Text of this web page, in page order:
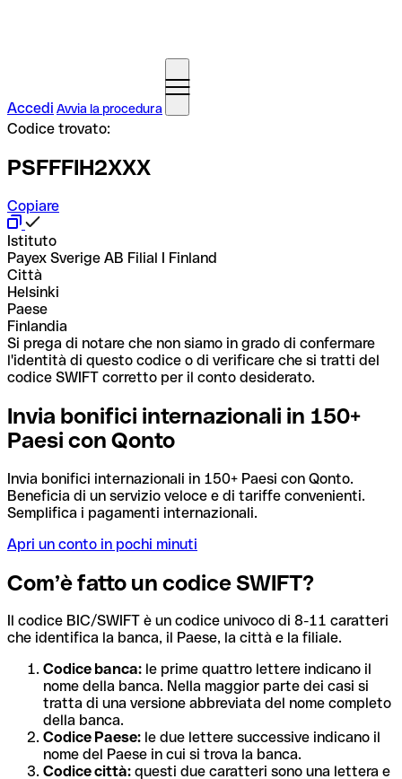
Accedi Avvia la procedura
Codice trovato:
PSFFFIH2XXX
Copiare
Istituto
Payex Sverige AB Filial I Finland
Città
Helsinki
Paese
Finlandia
Si prega di notare che non siamo in grado di confermare
l'identità di questo codice o di verificare che si tratti del
codice SWIFT corretto per il conto desiderato.
Invia bonifici internazionali in 150+
Paesi con Qonto
Invia bonifici internazionali in 150+ Paesi con Qonto.
Beneficia di un servizio veloce e di tariffe convenienti.
Semplifica i pagamenti internazionali.
Apri un conto in pochi minuti
Com’è fatto un codice SWIFT?
Il codice BIC/SWIFT è un codice univoco di 8-11 caratteri
che identifica la banca, il Paese, la città e la filiale.
Codice banca: le prime quattro lettere indicano il
nome della banca. Nella maggior parte dei casi si
tratta di una versione abbreviata del nome completo
della banca.
Codice Paese: le due lettere successive indicano il
nome del Paese in cui si trova la banca.
Codice città: questi due caratteri sono una lettera e